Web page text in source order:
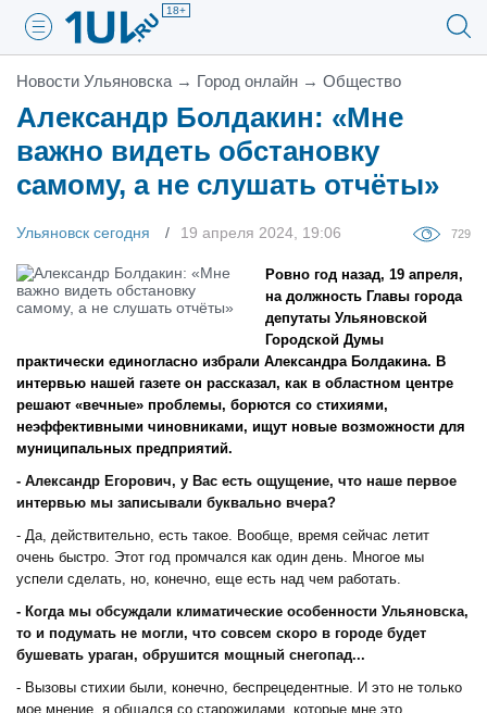
18+
Новости Ульяновска → Город онлайн → Общество
Александр Болдакин: «Мне
важно видеть обстановку
самому, а не слушать отчёты»
Ульяновск сегодня 19 апреля 2024, 19:06 729
Ровно год назад, 19 апреля,
на должность Главы города
депутаты Ульяновской
Городской Думы
практически единогласно избрали Александра Болдакина. В
интервью нашей газете он рассказал, как в областном центре
решают «вечные» проблемы, борются со стихиями,
неэффективными чиновниками, ищут новые возможности для
муниципальных предприятий.
- Александр Егорович, у Вас есть ощущение, что наше первое
интервью мы записывали буквально вчера?
- Да, действительно, есть такое. Вообще, время сейчас летит
очень быстро. Этот год промчался как один день. Многое мы
успели сделать, но, конечно, еще есть над чем работать.
- Когда мы обсуждали климатические особенности Ульяновска,
то и подумать не могли, что совсем скоро в городе будет
бушевать ураган, обрушится мощный снегопад...
- Вызовы стихии были, конечно, беспрецедентные. И это не только
мое мнение, я общался со старожилами, которые мне это